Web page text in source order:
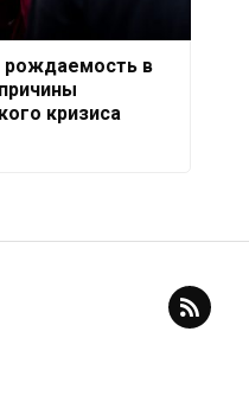
рождаемость в
кризиса